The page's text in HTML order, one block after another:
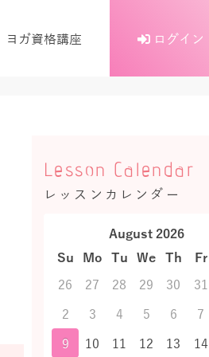
ヨガ資格講座 ログイン
Lesson Calendar
レッスンカレンダー
August 2026
Su
Mo Tu We Th Fr
26
27 28 29 30 31
2
3 4 5 6 7
9
10 11 12 13 14